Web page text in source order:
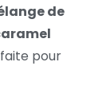
de
pour